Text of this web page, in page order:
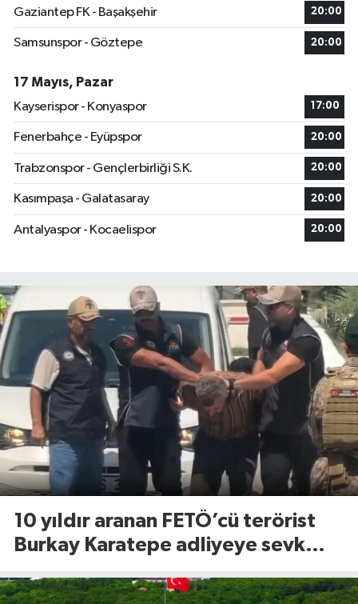
Gaziantep FK - Başakşehir 20:00
Samsunspor - Göztepe 20:00
17 Mayıs, Pazar
Kayserispor - Konyaspor
17:00
Fenerbahçe - Eyüpspor 20:00
Trabzonspor - Gençlerbirliği S.K. 20:00
Kasımpaşa - Galatasaray 20:00
Antalyaspor - Kocaelispor 20:00
10 yıldır aranan FETÖ’cü terörist
Burkay Karatepe adliyeye sevk